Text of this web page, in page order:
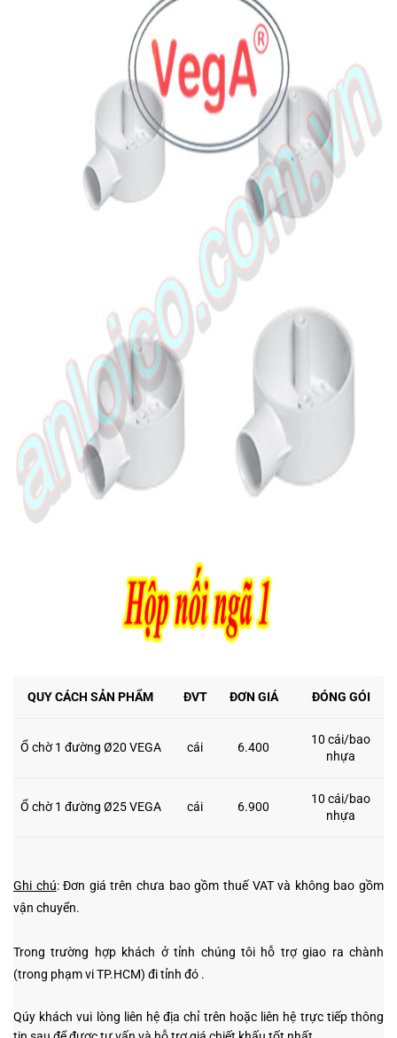
QUY CÁCH SẢN PHẨM ĐVT ĐƠN GIÁ ĐÓNG GÓI
Ổ chờ 1 đường Ø20 VEGA cái 6.400
10 cái/bao
nhựa
Ổ chờ 1 đường Ø25 VEGA cái 6.900
10 cái/bao
nhựa
Ghi chú: Đơn giá trên chưa bao gồm thuế VAT và không bao gồm
vận chuyển.
Trong trường hợp khách ở tỉnh chúng tôi hỗ trợ giao ra chành
(trong phạm vi TP.HCM) đi tỉnh đó .
Qúy khách vui lòng liên hệ địa chỉ trên hoặc liên hệ trực tiếp thông